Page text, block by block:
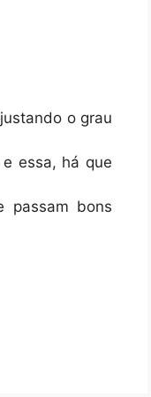
o grau
essa, há que
passam bons